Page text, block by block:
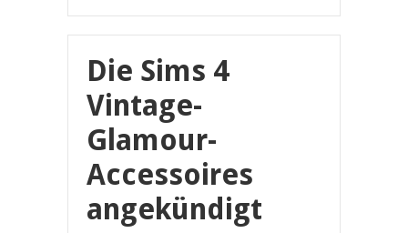
Die Sims 4
Vintage-
Glamour-
Accessoires
angekündigt